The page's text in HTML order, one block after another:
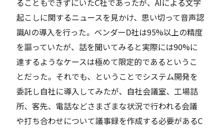
ることもできずにいたC社であったが、AIによる文字
起こしに関するニュースを見かけ、思い切って音声認
識AIの導入を行った。ベンダーD社は95%以上の精度
を謳っていたが、話を聞いてみると実際には90%に
達するようなケースは極めて限定的であるというこ
とだった。それでも、ということでシステム開発を
委託し自社に導入してみたが、自社会議室、工場詰
所、客先、電話などさまざまな状況で行われる会議
や打ち合わせについて議事録を作成する必要があるC